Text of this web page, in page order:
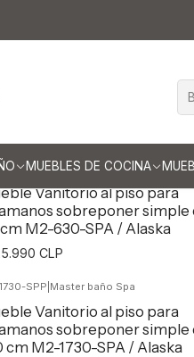
MUEBLES DE COCINA
SPP|Master baño Spa
Vanitorio al piso para
sobreponer simple
M2-630-SPA / Alaska
CLP
SPP Master baño Spa
Vanitorio al piso para
sobreponer simple
cm M2-1730-SPA / Alaska